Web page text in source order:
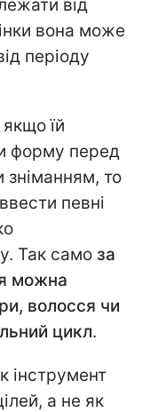
від
вона може
періоду
їй
форму перед
то
певні
Так само за
можна
волосся чи
цикл.
інструмент
а не як